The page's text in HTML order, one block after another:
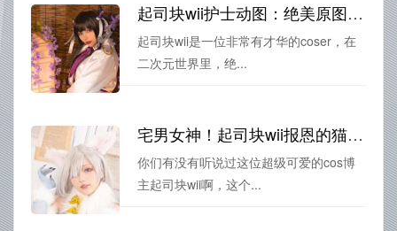
起司块wii护士动图：绝美原图分享，瞬间点燃您的心灵
起司块wii是一位非常有才华的coser，在
二次元世界里，绝...
宅男女神！起司块wii报恩的猫的最新cos更新，让你一秒钟沦为粉丝
你们有没有听说过这位超级可爱的cos博
主起司块wii啊，这个...